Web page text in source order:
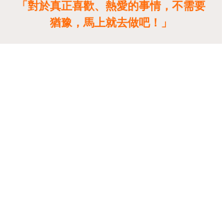
「對於真正喜歡、熱愛的事情，不需要
猶豫，馬上就去做吧！」